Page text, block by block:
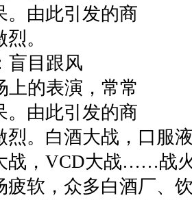
。由此引发的商
。
目跟风
的表演，常常
。由此引发的商
烈。白酒大战，口服
战，VCD大战……战
疲软，众多白酒厂、